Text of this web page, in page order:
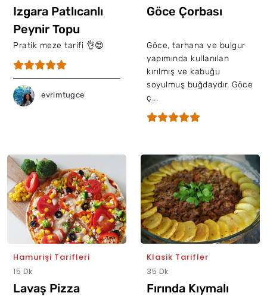
Izgara Patlıcanlı
Peynir Topu
Pratik meze tarifi 👌😍
evrimtugce
Göce Çorbası
Göce, tarhana ve bulgur
yapımında kullanılan
kırılmış ve kabuğu
soyulmuş buğdaydır. Göce
ç...
Hamurişi Tarifleri
15 Dk
Lavaş Pizza
Klasik Tarifler
35 Dk
Fırında Kıymalı